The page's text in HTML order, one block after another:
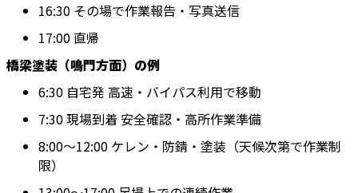
16:30 その場で作業報告・写真送信
17:00 直帰
橋梁塗装（鳴門方面）の例
6:30 自宅発 高速・バイパス利用で移動
7:30 現場到着 安全確認・高所作業準備
8:00〜12:00 ケレン・防錆・塗装（天候次第で作業制
限）